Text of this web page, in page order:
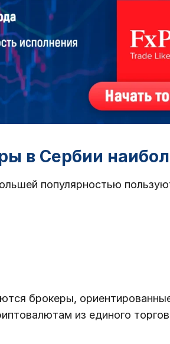
в Сербии
популярностью
брокеры,
из единого